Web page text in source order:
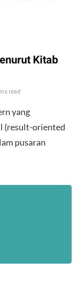
Kitab
read
yang
(result-oriented
pusaran